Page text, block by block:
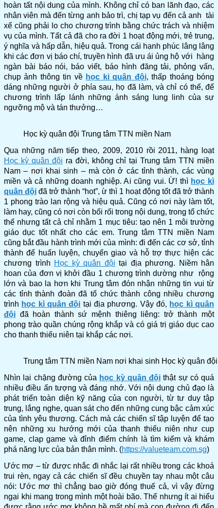
hoàn tất nội dung của mình. Không chỉ có ban lãnh đạo, các
nhân viên mà đến từng anh bảo trì, chị tạp vụ đến cả anh tài
xế cũng phải lo cho chương trình bằng chức trách và nhiệm
vụ của mình. Tất cả đã cho ra đời 1 hoạt động mới, trẻ trung,
ý nghĩa và hấp dẫn, hiệu quả. Trong cái hạnh phúc lâng lâng
khi các đơn vị báo chí, truyền hình đã ưu ái ủng hộ với hàng
ngàn bài báo nói, báo viết, báo hình đăng tải, phỏng vấn,
chụp ảnh thông tin về học ki quân đội, thấp thoáng bóng
dáng những người ở phía sau, họ đã làm, và chỉ có thế, để
chương trình lấp lánh những ánh sáng lung linh của sự
ngưỡng mộ và tán thưởng…
Học kỳ quân đội Trung tâm TTN miền Nam
Qua những năm tiếp theo, 2009, 2010 rồi 2011, hàng loạt
Học kỳ quân đội ra đời, không chỉ tại Trung tâm TTN miền
Nam – nơi khai sinh – mà còn ở các tỉnh thành, các vùng
miền và cả những doanh nghiệp. Ai cũng vui. Ừ! thì học kì
quân đội đã trở thành “hot”, ừ thì 1 hoạt động tốt đã trở thành
1 phong trào lan rộng và hiệu quả. Cũng có nơi này làm tốt,
làm hay, cũng có nơi còn bối rối trong nội dung, trong tổ chức
thế nhưng tất cả chỉ nhằm 1 mục tiêu: tạo nên 1 môi trường
giáo dục tốt nhất cho các em. Trung tâm TTN miền Nam
cũng bắt đầu hành trình mới của mình: đi đến các cơ sở, tỉnh
thành để huấn luyện, chuyển giao và hỗ trợ thực hiện các
chương trình Học kỳ quân đội tại địa phương. Niềm hân
hoan của đơn vị khởi đầu 1 chương trình dường như rộng
lớn và bao la hơn khi Trung tâm đón nhận những tin vui từ
các tỉnh thành đoàn đã tổ chức thành công nhiều chương
trình học kì quân đội tại địa phương. Vậy đó, học kì quân
đội đã hoàn thành sứ mệnh thiêng liêng: trở thành một
phong trào quần chúng rộng khắp và có giá trị giáo dục cao
cho thanh thiếu niên tại khắp các nơi.
Trung tâm TTN miền Nam nơi khai sinh Học kỳ quân đội
Nhìn lại chặng đường của học kỳ quân đội thật sự có quá
nhiều điều ấn tượng và đáng nhớ. Với nội dung chủ đạo là
phát triển toàn diện kỹ năng của con người, từ tư duy tập
trung, lắng nghe, quan sát cho đến những cung bậc cảm xúc
của tình yêu thương. Cách mà các chiến sĩ tập luyện để tạo
nên những xu hướng mới của thanh thiếu niên như cup
game, clap game và đỉnh điểm chính là tìm kiếm và khám
phá năng lực của bản thân mình. (https://valueteam.com.sg)
Ước mơ – từ được nhắc đi nhắc lại rất nhiều trong các khoá
trui rèn, ngay cả các chiến sĩ đều chuyền tay nhau một câu
nói: Ước mơ thì chẳng bao giờ đóng thuế cả, vì vậy đừng
ngại khi mang trong mình một hoài bão. Thế nhưng ít ai hiểu